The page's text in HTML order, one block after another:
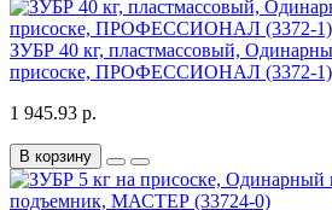
ЗУБР 40 кг, пластмассовый,
присоске, ПРОФЕССИОНАЛ (3372-1)
1 945.93 р.
В корзину